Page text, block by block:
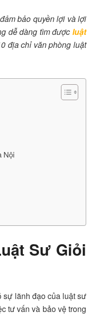
bảo quyền lợi và lợi
dễ dàng tìm được luật
địa chỉ văn phòng luật
Nội
Sư Giỏi
sự lãnh đạo của luật sư
tư vấn và bảo vệ trong